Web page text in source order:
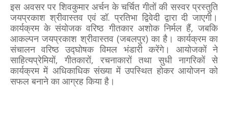
इस अवसर पर शिवकुमार अर्चन के चर्चित गीतों की सस्वर प्रस्तुति
जयप्रकाश श्रीवास्तव एवं डॉ. प्रतिभा द्विवेदी द्वारा दी जाएगी।
कार्यक्रम के संयोजक वरिष्ठ गीतकार अशोक निर्मल हैं, जबकि
आकल्पन जयप्रकाश श्रीवास्तव (जबलपुर) का है। कार्यक्रम का
संचालन वरिष्ठ उद्घोषक विमल भंडारी करेंगे। आयोजकों ने
साहित्यप्रेमियों, गीतकारों, रचनाकारों तथा सुधी नागरिकों से
कार्यक्रम में अधिकाधिक संख्या में उपस्थित होकर आयोजन को
सफल बनाने का आग्रह किया है।